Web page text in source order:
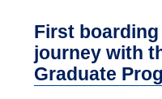
First
journey with
Graduate